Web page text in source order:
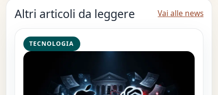
Altri articoli da leggere Vai alle news
TECNOLOGIA